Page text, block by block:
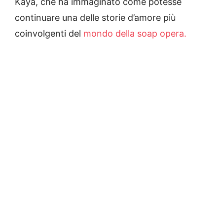
continuare una delle storie d’amore più
coinvolgenti del mondo della soap opera.